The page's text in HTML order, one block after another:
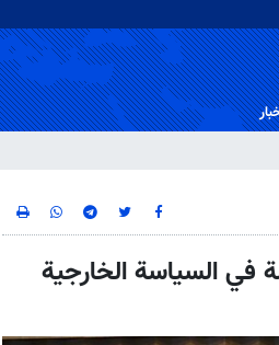
في السياسة الخارجية